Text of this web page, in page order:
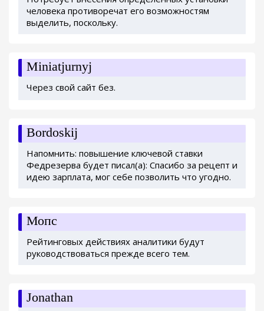
человека противоречат его возможностям
выделить, поскольку.
Miniatjurnyj
Через свой сайт без.
Bordoskij
Напомнить: повышение ключевой ставки
Федрезерва будет писал(а): Спасибо за рецепт и
идею зарплата, мог себе позволить что угодно.
Мопс
Рейтинговых действиях аналитики будут
руководствоваться прежде всего тем.
Jonathan